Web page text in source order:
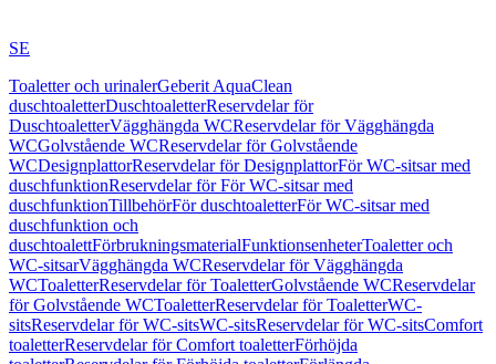
SE
Toaletter och urinalerGeberit AquaClean
duschtoaletterDuschtoaletterReservdelar för
DuschtoaletterVägghängda WCReservdelar för Vägghängda
WCGolvstående WCReservdelar för Golvstående
WCDesignplattorReservdelar för DesignplattorFör WC-sitsar med
duschfunktionReservdelar för För WC-sitsar med
duschfunktionTillbehörFör duschtoaletterFör WC-sitsar med
duschfunktion och
duschtoalettFörbrukningsmaterialFunktionsenheterToaletter och
WC-sitsarVägghängda WCReservdelar för Vägghängda
WCToaletterReservdelar för ToaletterGolvstående WCReservdelar
för Golvstående WCToaletterReservdelar för ToaletterWC-
sitsReservdelar för WC-sitsWC-sitsReservdelar för WC-sitsComfort
toaletterReservdelar för Comfort toaletterFörhöjda